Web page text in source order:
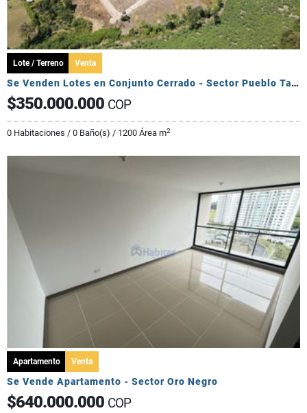
Lote / Terreno Venta
Se Venden Lotes en Conjunto Cerrado - Sector Pueblo Tapado
$350.000.000 COP
0 Habitaciones / 0 Baño(s) / 1200 Área m2
Apartamento Venta
Se Vende Apartamento - Sector Oro Negro
$640.000.000 COP